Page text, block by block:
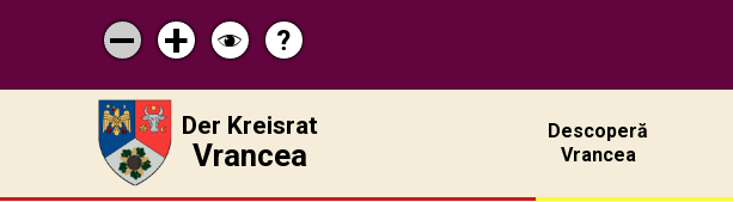
Micșorează
scrisul
Mărește
scrisul
Schimbă
contrastul
Pagina
de
ajutor
?
Der Kreisrat
Vrancea
Descoperă
Vrancea